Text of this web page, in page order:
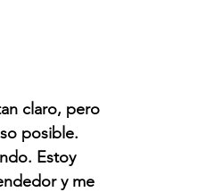
claro, pero
posible.
Estoy
y me